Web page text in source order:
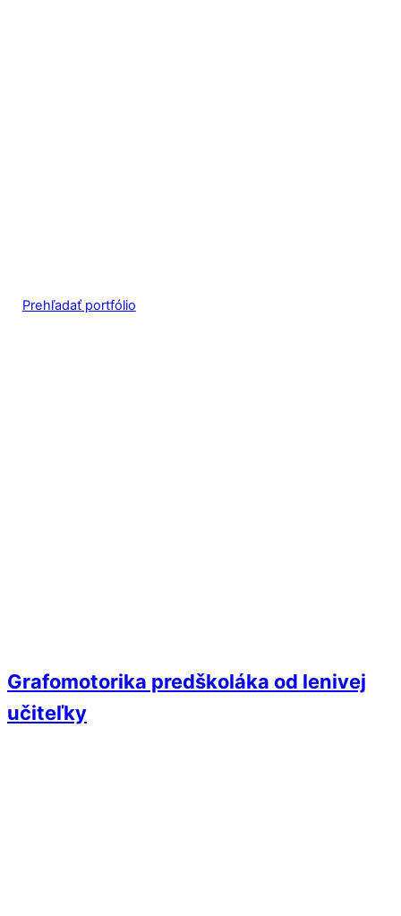
Prehľadať portfólio
Grafomotorika predškoláka od lenivej
učiteľky